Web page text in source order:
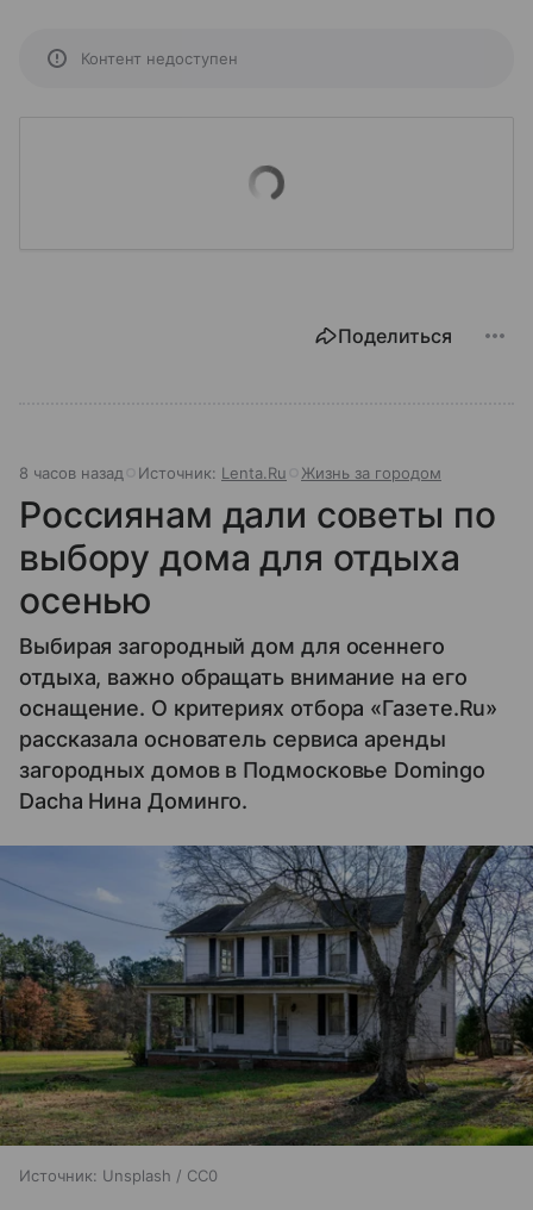
Контент недоступен
Поделиться
8 часов назад Источник: Lenta.Ru Жизнь за городом
Россиянам дали советы по
выбору дома для отдыха
осенью
Выбирая загородный дом для осеннего
отдыха, важно обращать внимание на его
оснащение. О критериях отбора «Газете.Ru»
рассказала основатель сервиса аренды
загородных домов в Подмосковье Domingo
Dacha Нина Доминго.
Источник: Unsplash / CC0